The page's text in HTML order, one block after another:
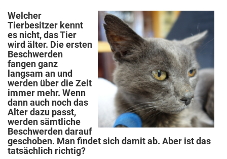
Welcher
Tierbesitzer kennt
es nicht, das Tier
wird älter. Die ersten
Beschwerden
fangen ganz
langsam an und
werden über die Zeit
immer mehr. Wenn
dann auch noch das
Alter dazu passt,
werden sämtliche
Beschwerden darauf
geschoben. Man findet sich damit ab. Aber ist das
tatsächlich richtig?